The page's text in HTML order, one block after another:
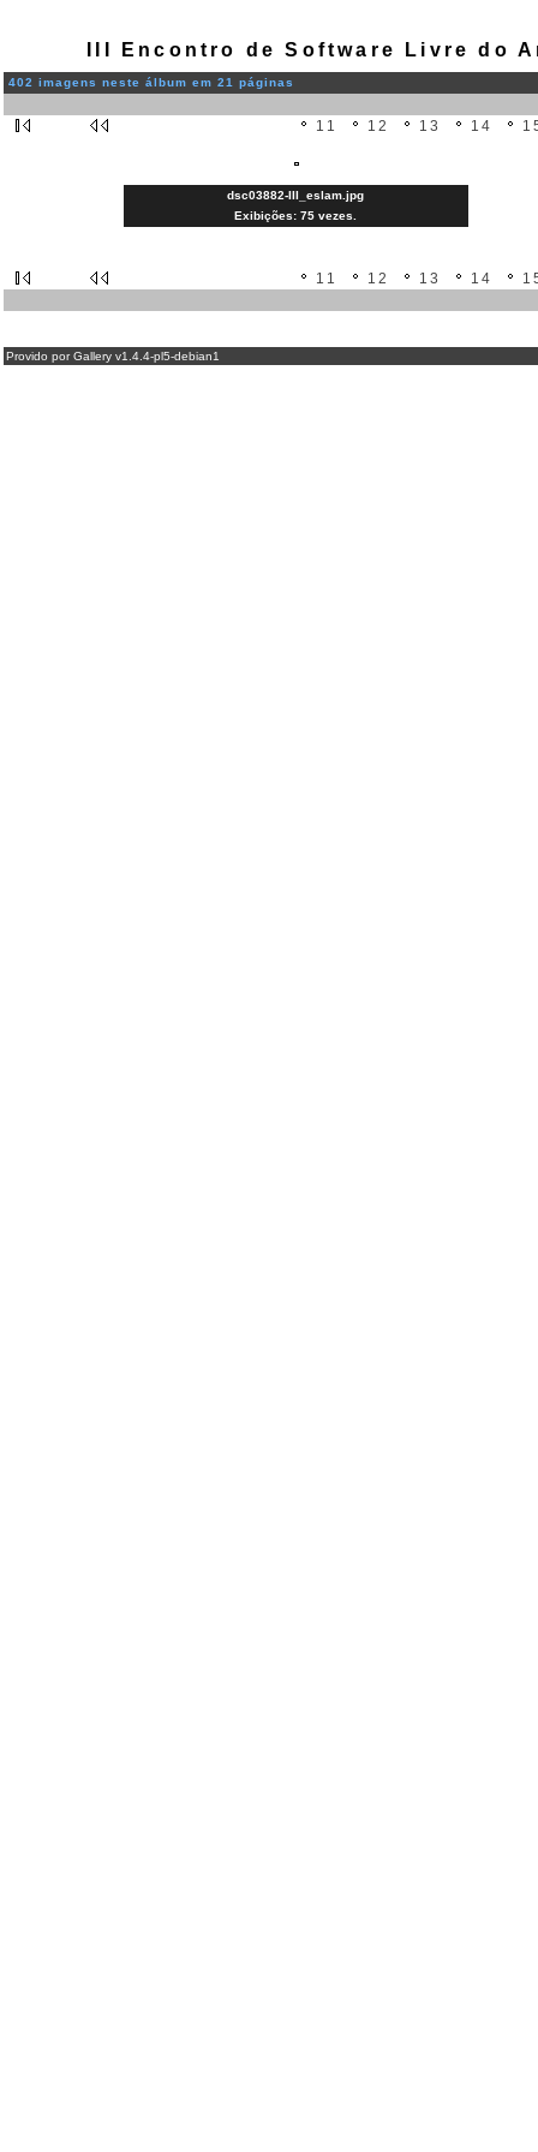
III Encontro de Software Livre do
402 imagens neste álbum em 21 páginas
11 12 13 14
dsc03882-III_eslam.jpg
Exibições: 75 vezes.
11 12 13 14
Provido por Gallery v1.4.4-pl5-debian1